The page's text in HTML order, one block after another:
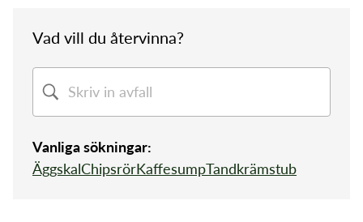
Mina sidor
Kundservice
Sorteringsguide Sophämtning
Vad vill du återvinna?
Vanliga sökningar:
ÄggskalChipsrörKaffesumpTandkrämstub